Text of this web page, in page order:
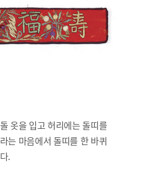
옷을 입고 허리에는 돌띠를
는 마음에서 돌띠를 한 바퀴
.